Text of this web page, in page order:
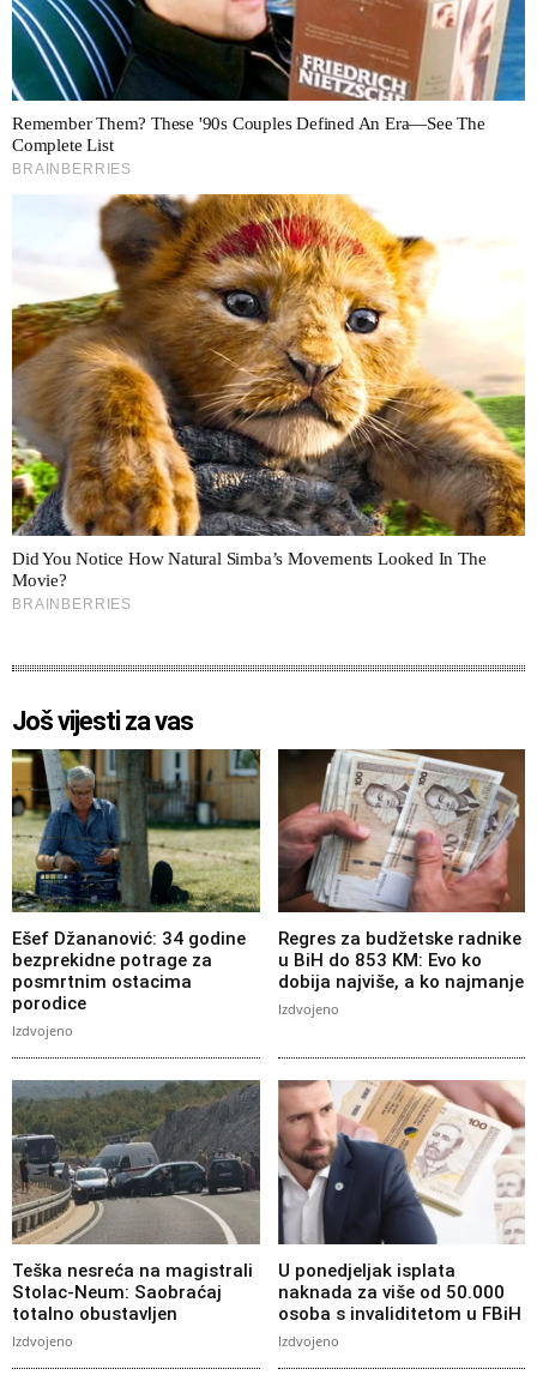
Još vijesti za vas
Ešef Džananović: 34 godine
bezprekidne potrage za
posmrtnim ostacima
porodice
Izdvojeno
Regres za budžetske radnike
u BiH do 853 KM: Evo ko
dobija najviše, a ko najmanje
Izdvojeno
Teška nesreća na magistrali
Stolac-Neum: Saobraćaj
totalno obustavljen
Izdvojeno
U ponedjeljak isplata
naknada za više od 50.000
osoba s invaliditetom u FBiH
Izdvojeno